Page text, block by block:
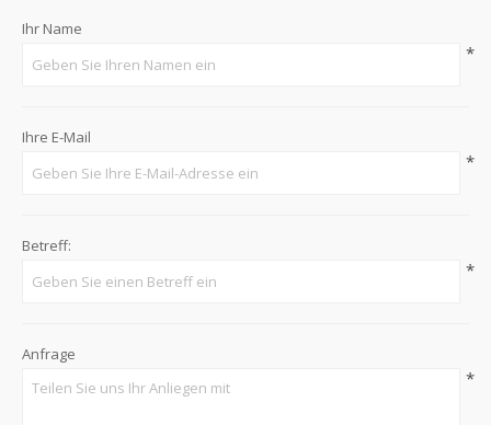
Ihr Name
*
Ihre E-Mail
*
Betreff:
*
Anfrage
*